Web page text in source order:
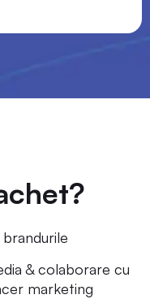
& colaborare cu
marketing